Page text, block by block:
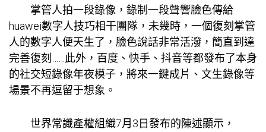
掌管人拍一段錄像，錄制一段聲響臉色傳給
huawei數字人技巧相干團隊，未幾時，一個復刻掌管
人的數字人便天生了，臉色說話非常活潑，簡直到達
完善復刻……此外，百度、快手、抖音等都發布了本身
的社交短錄像年夜模子，將來一鍵成片、文生錄像等
場景不再逗留于想象。
世界常識產權組織7月3日發布的陳述顯示，